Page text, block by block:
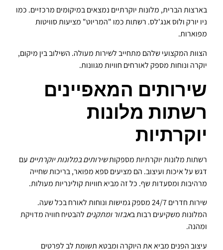
בארצות הברית, מלונות יוקרתיים נמצאים במיקומים מרכזיים. כמו
ניו יורק ולוס אנג'לס. רשתות כמו "המריוט" מציעות סוויטות
מפוארות.
הצוות המקצועי שלהם מתחייב לשירות מעולה. השילוב בין מיקום,
יוקרה ונוחות מספק לאורחים חוויות מגוונות.
שירותים המאפיינים
רשתות מלונות
יוקרתיות
רשתות מלונות יוקרתיות מספקותשירותים במלונות יוקרתיים עם
דגש על איכות ועיצוב. הם מציעים ספא מפואר, בריכות שחייה
מרהיבות ומסעדות שף. כל זה מביא חוויות קולינריות מעולות.
שירות חדרים 24/7 מספק גמישות ונוחות לאורח בכל שעה.
המלונות משקיעים רבות באבזור ומתקנים להבטיח חוויה מדויקת
ומהנה.
עיצוב הפנים מביא את היוקרה ומבטא תשומת לב לפרטים